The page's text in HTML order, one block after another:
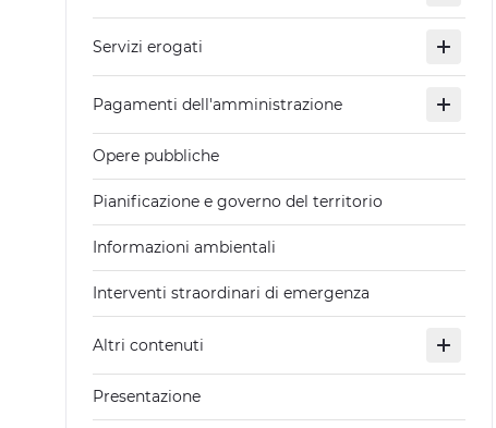
Servizi erogati
Pagamenti dell'amministrazione
Opere pubbliche
Pianificazione e governo del territorio
Informazioni ambientali
Interventi straordinari di emergenza
Altri contenuti
Presentazione